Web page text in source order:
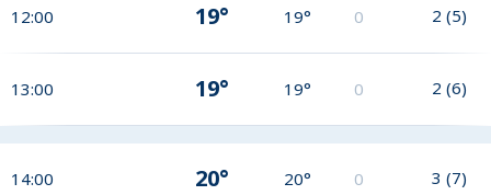
12:00 19° 19° 0 2 (5)
13:00 19° 19° 0 2 (6)
14:00 20° 20° 0 3 (7)